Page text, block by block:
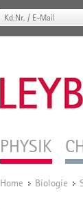
PHYSIK
Home / Biologie /